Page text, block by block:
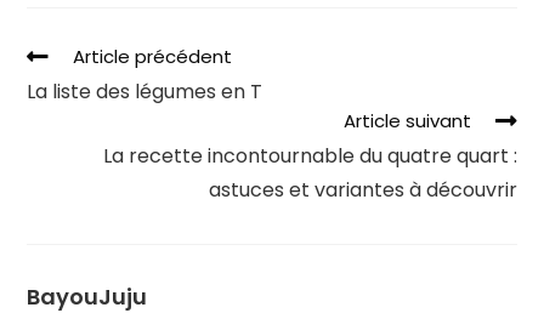
Article précédent
La liste des légumes en T
Article suivant
La recette incontournable du quatre quart :
astuces et variantes à découvrir
BayouJuju